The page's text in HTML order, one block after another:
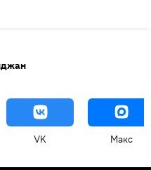
VK Макс